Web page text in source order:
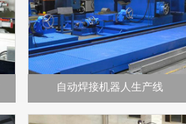
自动焊接机器人生产线